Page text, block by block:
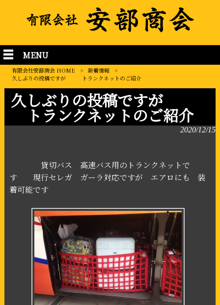
MENU
有限会社安部商会 HOME > 新着情報
>
久しぶりの投稿ですが トランクネットのご紹介
久しぶりの投稿ですが
トランクネットのご紹介
2020/12/15
貸切バス 高速バス用のトランクネットで
す 現行セレガ ガーラ対応ですが エアロにも 装
着可能です